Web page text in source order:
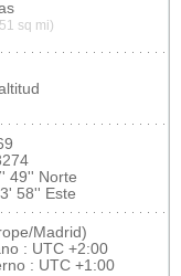
sq mi)
49'' Norte
58'' Este
Madrid)
: UTC +2:00
: UTC +1:00